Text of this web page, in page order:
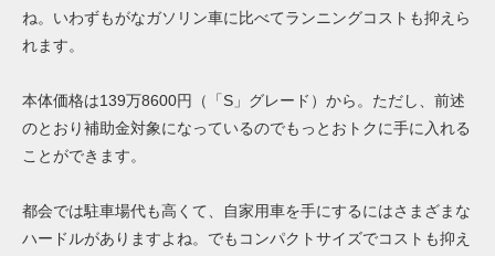
ね。いわずもがなガソリン車に比べてランニングコストも抑えら
れます。
本体価格は139万8600円（「S」グレード）から。ただし、前述
のとおり補助金対象になっているのでもっとおトクに手に入れる
ことができます。
都会では駐車場代も高くて、自家用車を手にするにはさまざまな
ハードルがありますよね。でもコンパクトサイズでコストも抑え